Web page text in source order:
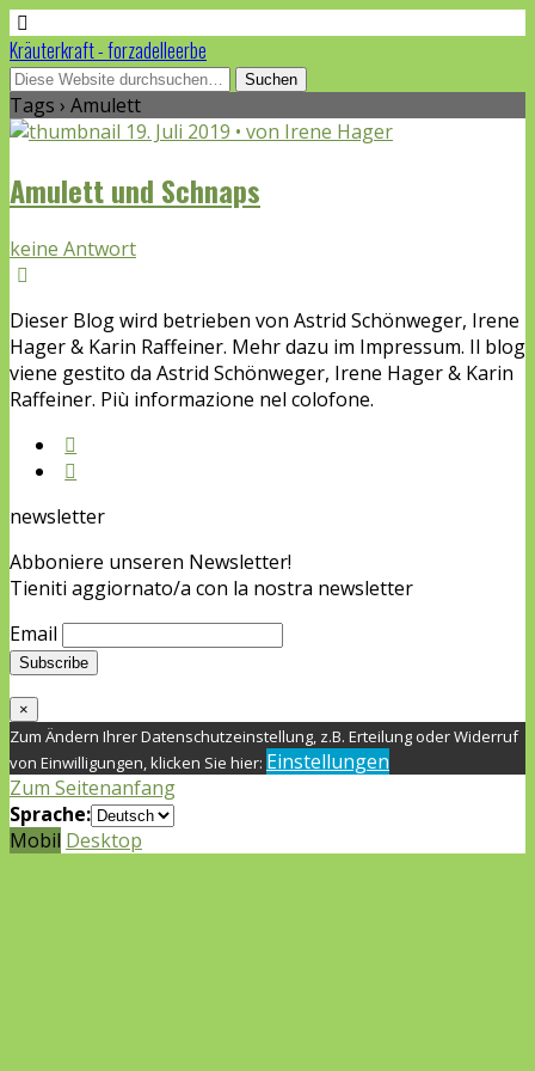
Kräuterkraft - forzadelleerbe
Tags › Amulett
19. Juli 2019 • von Irene Hager
Amulett und Schnaps
keine Antwort
Dieser Blog wird betrieben von Astrid Schönweger, Irene
Hager & Karin Raffeiner. Mehr dazu im Impressum. Il blog
viene gestito da Astrid Schönweger, Irene Hager & Karin
Raffeiner. Più informazione nel colofone.
newsletter
Abboniere unseren Newsletter!
Tieniti aggiornato/a con la nostra newsletter
Email
×
Zum Ändern Ihrer Datenschutzeinstellung, z.B. Erteilung oder Widerruf
von Einwilligungen, klicken Sie hier: Einstellungen
Zum Seitenanfang
Sprache:
Mobil Desktop